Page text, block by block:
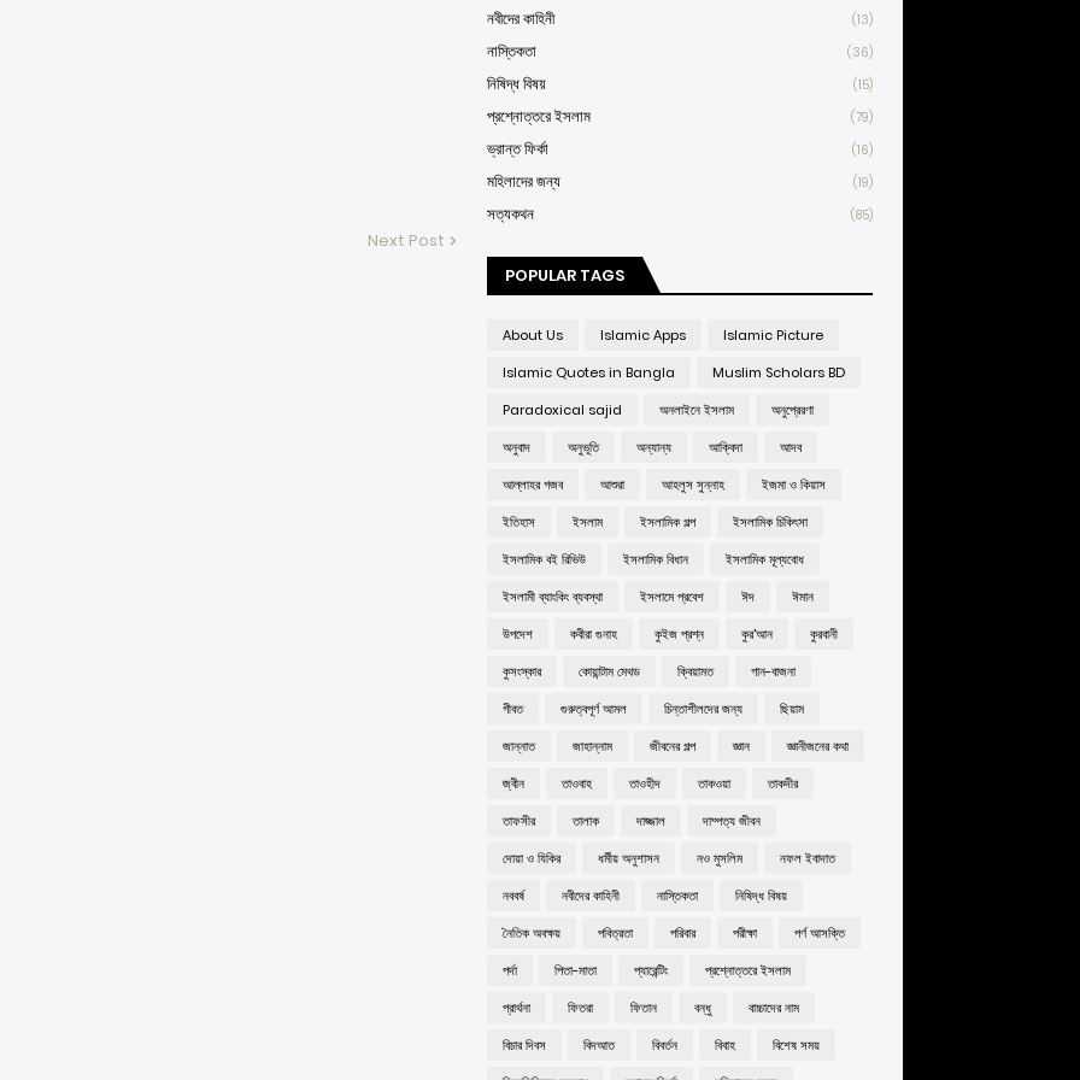
Next Post
নবীদের কাহিনী (13)
নাস্তিকতা (36)
নিষিদ্ধ বিষয় (15)
প্রশ্নোত্তরে ইসলাম (79)
ভ্রান্ত ফির্কা (16)
মহিলাদের জন্য (19)
সত্যকথন (85)
POPULAR TAGS
About Us Islamic Apps
Islamic Picture
Islamic Quotes in Bangla
Muslim Scholars BD
Paradoxical sajid
অনলাইনে ইসলাম
অনুপ্রেরণা
অনুবাদ
অনুভূতি অন্যান্য আক্বিদা
আদব
আল্লাহর গজব
আশুরা আহলুস সুন্নাহ
ইজমা ও কিয়াস
ইতিহাস
ইসলাম ইসলামিক গল্প
ইসলামিক চিকিৎসা
ইসলামিক বই রিভিউ
ইসলামিক বিধান
ইসলামিক মূল্যবোধ
ইসলামী ব্যাংকিং ব্যবস্থা
ইসলামে প্রবেশ ঈদ
ঈমান
উপদেশ
কবীরা গুনাহ কুইজ প্রশ্ন কুর'আন
কুরবানী
কুসংস্কার
কোয়ান্টাম মেথড ক্বিয়ামত
গান-বাজনা
গীবত
গুরুত্বপূর্ণ আমল চিন্তাশীলদের জন্য
ছিয়াম
জান্নাত
জাহান্নাম জীবনের গল্প জ্ঞান
জ্ঞানীজনের কথা
জ্বীন
তাওবাহ তাওহীদ তাকওয়া
তাকদীর
তাফসীর
তালাক দাজ্জাল
দাম্পত্য জীবন
দোয়া ও যিকির
ধর্মীয় অনুশাসন নও মুসলিম
নফল ইবাদাত
নববর্ষ
নবীদের কাহিনী নাস্তিকতা
নিষিদ্ধ বিষয়
নৈতিক অবক্ষয়
পবিত্রতা পরিবার পরীক্ষা
পর্ণ আসক্তি
পর্দা
পিতা-মাতা প্যারেন্টিং
প্রশ্নোত্তরে ইসলাম
প্রার্থনা
ফিতরা ফিতান বন্ধু
বাচ্চাদের নাম
বিচার দিবস
বিদআত বিবর্তন বিবাহ
বিশেষ সময়